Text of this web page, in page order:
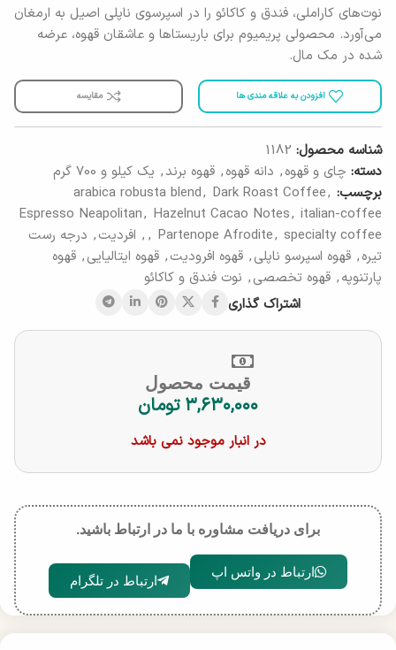
نوت‌های کاراملی، فندق و کاکائو را در اسپرسوی ناپلی اصیل به ارمغان
می‌آورد. محصولی پریمیوم برای باریستاها و عاشقان قهوه، عرضه
شده در مک مال.
افزودن به علاقه مندی ها مقایسه
شناسه محصول: 1182
دسته: چای و قهوه, دانه قهوه, قهوه برند, یک کیلو و 700 گرم
برچسب:
arabica robusta blend, Dark Roast Coffee,
Espresso Neapolitan, Hazelnut Cacao Notes, italian-coffee
, Partenope Afrodite, specialty coffee
, افردیت, درجه رست
تیره, قهوه اسپرسو ناپلی, قهوه افرودیت, قهوه ایتالیایی, قهوه
پارتنوپه, قهوه تخصصی, نوت فندق و کاکائو
اشتراک گذاری
قیمت محصول
۳,۶۳۰,۰۰۰ تومان
در انبار موجود نمی باشد
برای دریافت مشاوره با ما در ارتباط باشید.
ارتباط در واتس اپ
ارتباط در تلگرام